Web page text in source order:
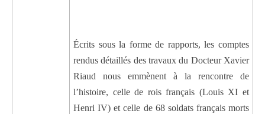
Écrits sous la forme de rapports, les comptes
rendus détaillés des travaux du Docteur Xavier
Riaud nous emmènent à la rencontre de
l’histoire, celle de rois français (Louis XI et
Henri IV) et celle de 68 soldats français morts